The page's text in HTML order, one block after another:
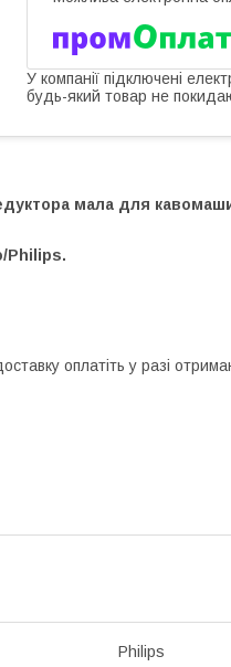
У компанії підключені
будь-який товар не
мала для
Philips.
оплатіть у разі
Philips